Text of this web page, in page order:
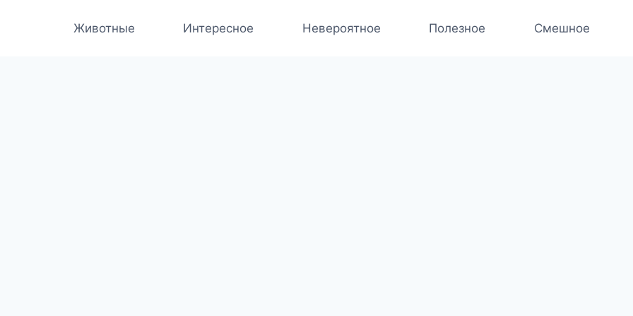
Животные Интересное Невероятное Полезное Смешное